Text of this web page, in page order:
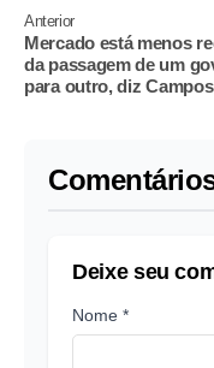
Anterior
Mercado está menos
da passagem de um
para outro, diz
Deixe seu
Nome *